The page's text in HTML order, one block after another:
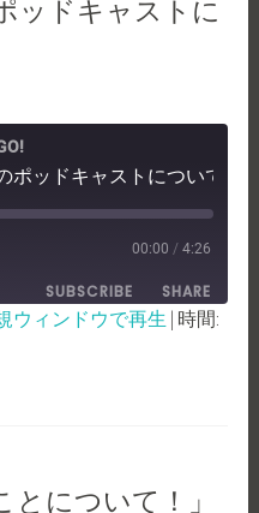
ッドキャストに
00:00 / 4:26
SUBSCRIBE SHARE
ウィンドウで再生 | 時間:
とについて！」